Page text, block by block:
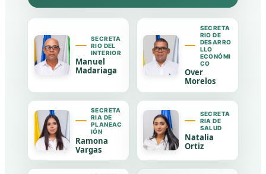
SECRETA
RIO DEL
INTERIOR
Manuel
Madariaga
SECRETA
RIO DE
DESARRO
LLO
ECONÓMI
CO
Over
Morelos
SECRETA
RIA DE
PLANEAC
IÓN
Ramona
Vargas
SECRETA
RIA DE
SALUD
Natalia
Ortiz